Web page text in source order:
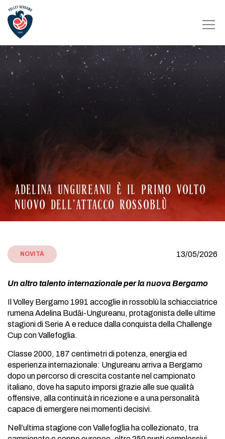
ADELINA UNGUREANU È IL PRIMO VOLTO
NUOVO DELL’ATTACCO ROSSOBLÙ
NOVITÀ 13/05/2026
Un altro talento internazionale per la nuova Bergamo
Il Volley Bergamo 1991 accoglie in rossoblù la schiacciatrice
rumena Adelina Budăi-Ungureanu, protagonista delle ultime
stagioni di Serie A e reduce dalla conquista della Challenge
Cup con Vallefoglia.
Classe 2000, 187 centimetri di potenza, energia ed
esperienza internazionale: Ungureanu arriva a Bergamo
dopo un percorso di crescita costante nel campionato
italiano, dove ha saputo imporsi grazie alle sue qualità
offensive, alla continuità in ricezione e a una personalità
capace di emergere nei momenti decisivi.
Nell’ultima stagione con Vallefoglia ha collezionato, tra